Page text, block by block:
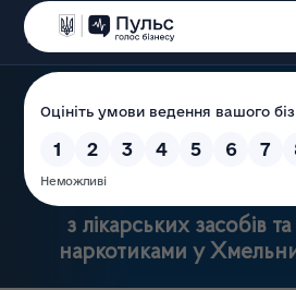
з лікарських засобів
наркотиками у